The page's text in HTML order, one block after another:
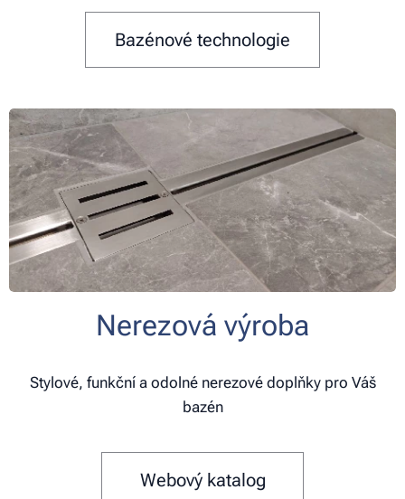
Bazénové technologie
Nerezová výroba
Stylové, funkční a odolné nerezové doplňky pro Váš
bazén
Webový katalog